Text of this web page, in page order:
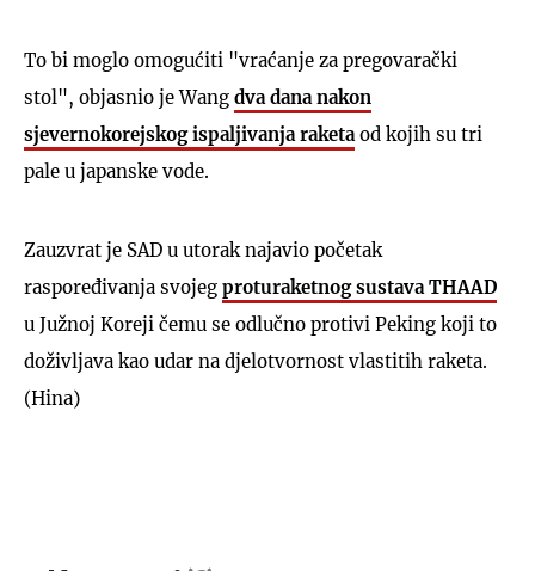
To bi moglo omogućiti "vraćanje za pregovarački
stol", objasnio je Wang dva dana nakon
sjevernokorejskog ispaljivanja raketa od kojih su tri
pale u japanske vode.
Zauzvrat je SAD u utorak najavio početak
raspoređivanja svojeg proturaketnog sustava THAAD
u Južnoj Koreji čemu se odlučno protivi Peking koji to
doživljava kao udar na djelotvornost vlastitih raketa.
(Hina)